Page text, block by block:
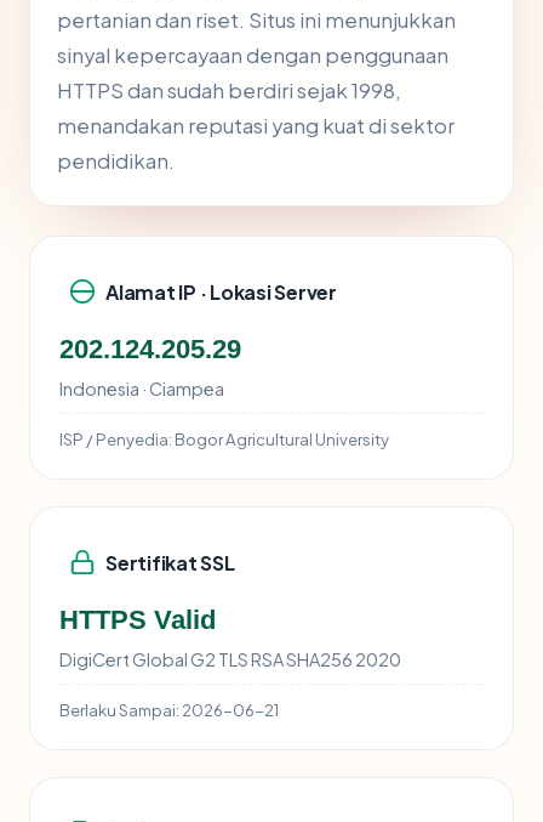
pertanian dan riset. Situs ini menunjukkan
sinyal kepercayaan dengan penggunaan
HTTPS dan sudah berdiri sejak 1998,
menandakan reputasi yang kuat di sektor
pendidikan.
Alamat IP · Lokasi Server
202.124.205.29
Indonesia · Ciampea
ISP / Penyedia: Bogor Agricultural University
Sertifikat SSL
HTTPS Valid
DigiCert Global G2 TLS RSA SHA256 2020
Berlaku Sampai: 2026-06-21